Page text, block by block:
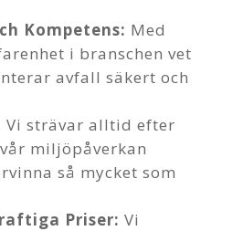
Kompetens: Med
i branschen vet
avfall säkert och
Vi strävar alltid efter
miljöpåverkan
så mycket som
Priser: Vi